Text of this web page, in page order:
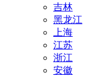
吉林
黑龙江
上海
江苏
浙江
安徽